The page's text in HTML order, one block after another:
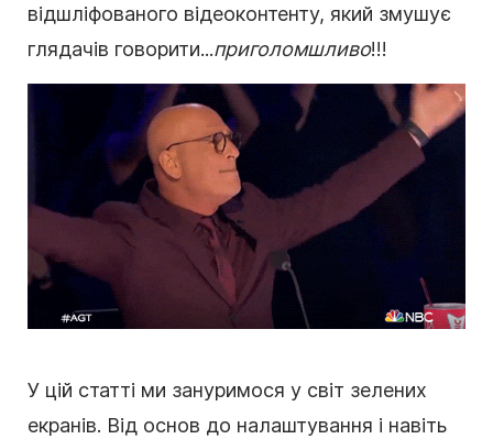
відшліфованого відеоконтенту, який змушує
глядачів говорити...приголомшливо!!!
У цій статті ми зануримося у світ зелених
екранів. Від основ до налаштування і навіть